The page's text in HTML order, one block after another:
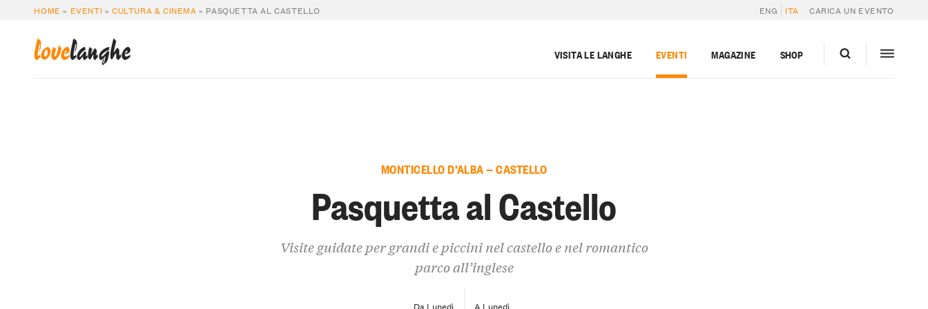
HOME » EVENTI »CULTURA & CINEMA » PASQUETTA AL CASTELLO ENG ITA CARICA UN EVENTO
lovelanghe VISITA LE LANGHE EVENTI MAGAZINE SHOP
MONTICELLO D’ALBA — CASTELLO
Pasquetta al Castello
Visite guidate per grandi e piccini nel castello e nel romantico
parco all’inglese
Da Lunedì A Lunedì